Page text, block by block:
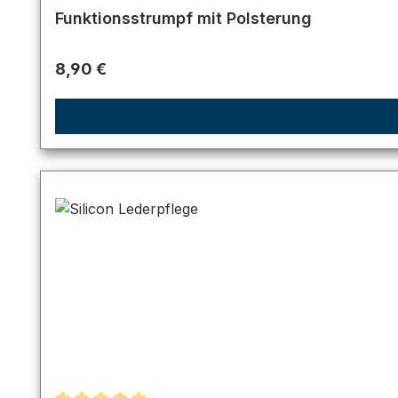
Durchschnittliche Bewertung von 5 von 5 Sternen
Funktionsstrumpf mit Polsterung
Regulärer Preis:
8,90 €